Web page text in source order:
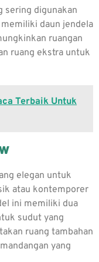
sering digunakan
daun jendela
ruangan
ruang ekstra untuk
Terbaik Untuk
elegan untuk
atau kontemporer
ini memiliki dua
sudut yang
ruang tambahan
yang